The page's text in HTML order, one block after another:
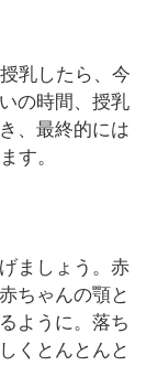
乳したら、今
の時間、授乳
、最終的には
す。
ましょう。赤
ちゃんの顎と
ように。落ち
くとんとんと